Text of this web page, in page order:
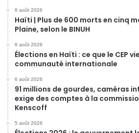
6 août 2026
Haïti | Plus de 600 morts en cinq
Plaine, selon le BINUH
6 août 2026
Élections en Haïti : ce que le CEP
communauté internationale
6 août 2026
91 millions de gourdes, caméras
exige des comptes à la
Kenscoff
5 août 2026